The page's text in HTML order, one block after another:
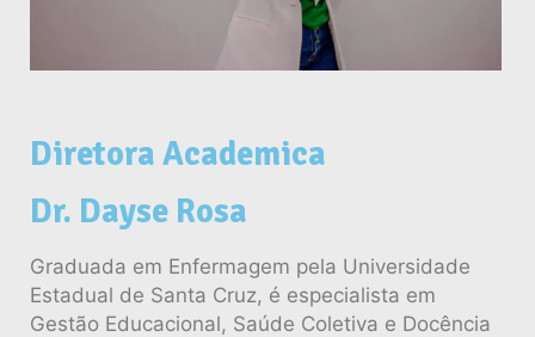
Diretora Academica
Dr. Dayse Rosa
Graduada em Enfermagem pela Universidade
Estadual de Santa Cruz, é especialista em
Gestão Educacional, Saúde Coletiva e Docência